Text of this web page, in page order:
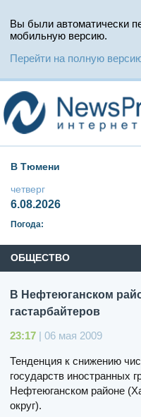
Вы были автоматически
мобильную версию.
Перейти на полную
В Тюмени
четверг
6.08.2026
Погода:
ОБЩЕСТВО
В Нефтеюганском
гастарбайтеров
23:17 | 06 мая 2009
Тенденция к снижению
государств иностранных
Нефтеюганском районе
округ).